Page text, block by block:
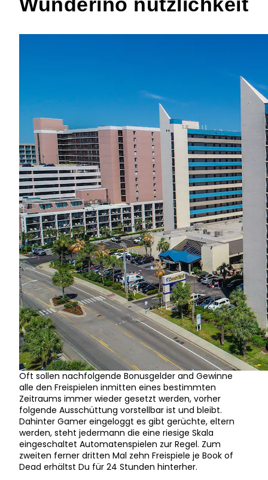
Oft sollen nachfolgende Bonusgelder and Gewinne
alle den Freispielen inmitten eines bestimmten
Zeitraums immer wieder gesetzt werden, vorher
folgende Ausschüttung vorstellbar ist und bleibt.
Dahinter Gamer eingeloggt es gibt gerüchte, eltern
werden, steht jedermann die eine riesige Skala
eingeschaltet Automatenspielen zur Regel. Zum
zweiten ferner dritten Mal zehn Freispiele je Book of
Dead erhältst Du für 24 Stunden hinterher.